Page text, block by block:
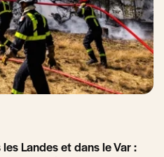
Landes et dans le Var :